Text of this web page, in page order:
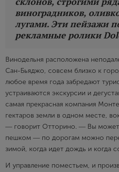
виноградников,
лугами. Эти пейзажи
рекламные ролики
Винодельня расположена
Сан-Бьяджо, совсем близко к
любое время года забредают
устраиваются экскурсии и
самая прекрасная компания
гектаров земли в одном месте,
― говорит Отторино. ― Вы
пешком ― по дорогам можно
зимой, когда идет дождь и когда
И управление поместьем, и